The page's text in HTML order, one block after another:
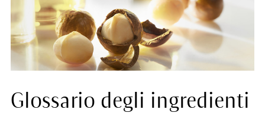
Glossario degli ingredienti